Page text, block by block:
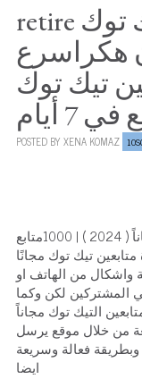
retire زياده متابعين تيك توك
هكراسرع
تيك توك
POSTED BY XENA KOMAZ
طريقة زيادة متابعين تيك توك مجاناً ( 2024 ) | 1000متابع TikTok كل
تيك توك مجانًا
واشكال من الهاتف او
المشتركين لكن وكما
التيك توك مجاناً
من خلال موقع يرسل
فعالة وسريعة
ايضا